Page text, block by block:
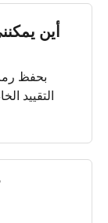
أين
التقييد